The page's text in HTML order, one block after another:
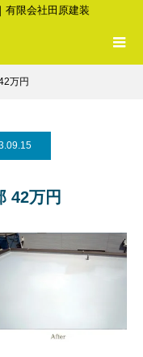
有限会社田原建装
万円
42万円